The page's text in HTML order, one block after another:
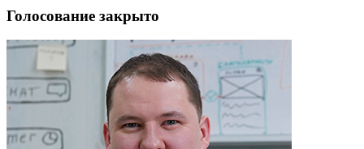
Голосование закрыто